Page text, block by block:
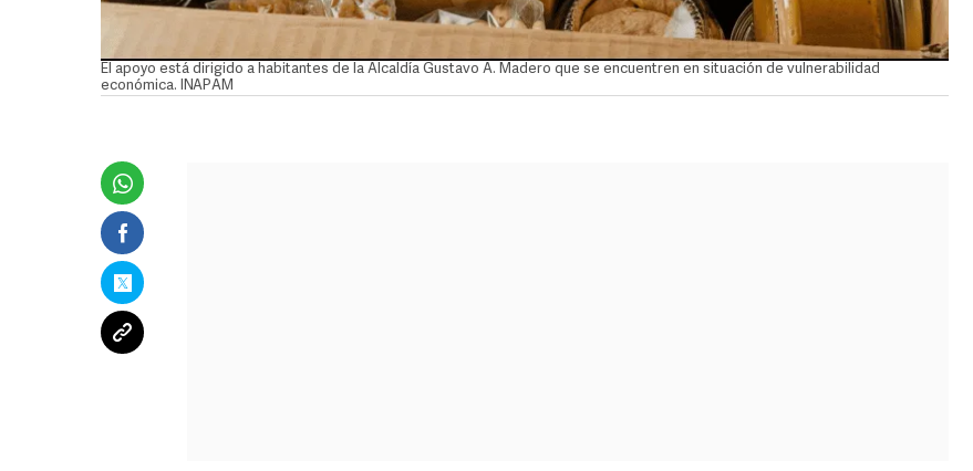
El apoyo está dirigido a habitantes de la Alcaldía Gustavo A. Madero que se encuentren en situación de vulnerabilidad
económica. INAPAM